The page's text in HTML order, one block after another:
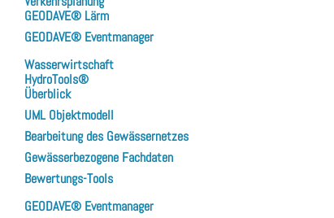
GEODAVE® Lärm
GEODAVE® Eventmanager
Wasserwirtschaft
HydroTools®
Überblick
UML Objektmodell
Bearbeitung des Gewässernetzes
Gewässerbezogene Fachdaten
Bewertungs-Tools
GEODAVE® Eventmanager